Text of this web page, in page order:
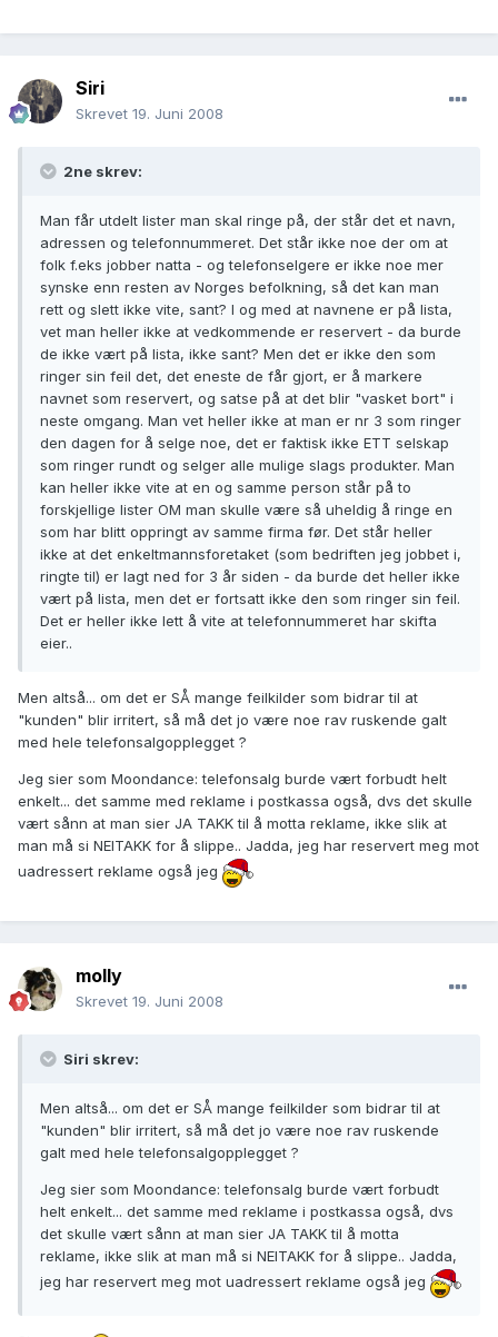
Siri
Skrevet 19. Juni 2008
2ne skrev:
Man får utdelt lister man skal ringe på, der står det et navn,
adressen og telefonnummeret. Det står ikke noe der om at
folk f.eks jobber natta - og telefonselgere er ikke noe mer
synske enn resten av Norges befolkning, så det kan man
rett og slett ikke vite, sant? I og med at navnene er på lista,
vet man heller ikke at vedkommende er reservert - da burde
de ikke vært på lista, ikke sant? Men det er ikke den som
ringer sin feil det, det eneste de får gjort, er å markere
navnet som reservert, og satse på at det blir "vasket bort" i
neste omgang. Man vet heller ikke at man er nr 3 som ringer
den dagen for å selge noe, det er faktisk ikke ETT selskap
som ringer rundt og selger alle mulige slags produkter. Man
kan heller ikke vite at en og samme person står på to
forskjellige lister OM man skulle være så uheldig å ringe en
som har blitt oppringt av samme firma før. Det står heller
ikke at det enkeltmannsforetaket (som bedriften jeg jobbet i,
ringte til) er lagt ned for 3 år siden - da burde det heller ikke
vært på lista, men det er fortsatt ikke den som ringer sin feil.
Det er heller ikke lett å vite at telefonnummeret har skifta
eier..
Men altså... om det er SÅ mange feilkilder som bidrar til at
"kunden" blir irritert, så må det jo være noe rav ruskende galt
med hele telefonsalgopplegget ?
Jeg sier som Moondance: telefonsalg burde vært forbudt helt
enkelt... det samme med reklame i postkassa også, dvs det skulle
vært sånn at man sier JA TAKK til å motta reklame, ikke slik at
man må si NEITAKK for å slippe.. Jadda, jeg har reservert meg mot
uadressert reklame også jeg
molly
Skrevet 19. Juni 2008
Siri skrev:
Men altså... om det er SÅ mange feilkilder som bidrar til at
"kunden" blir irritert, så må det jo være noe rav ruskende
galt med hele telefonsalgopplegget ?
Jeg sier som Moondance: telefonsalg burde vært forbudt
helt enkelt... det samme med reklame i postkassa også, dvs
det skulle vært sånn at man sier JA TAKK til å motta
reklame, ikke slik at man må si NEITAKK for å slippe.. Jadda,
jeg har reservert meg mot uadressert reklame også jeg